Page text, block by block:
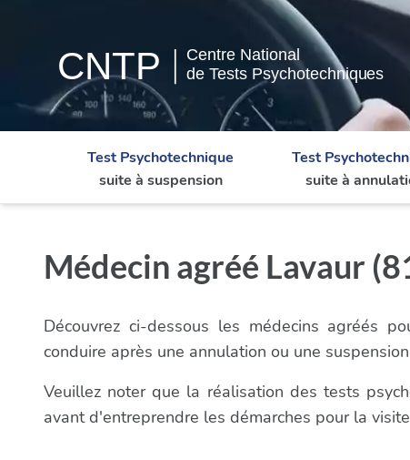
Test Psychotechnique
suite à suspension
Test
suite à
Médecin agréé Lavaur
Découvrez ci-dessous les médecins agréés
conduire après une annulation ou une
Veuillez noter que la réalisation des tests
avant d'entreprendre les démarches pour la